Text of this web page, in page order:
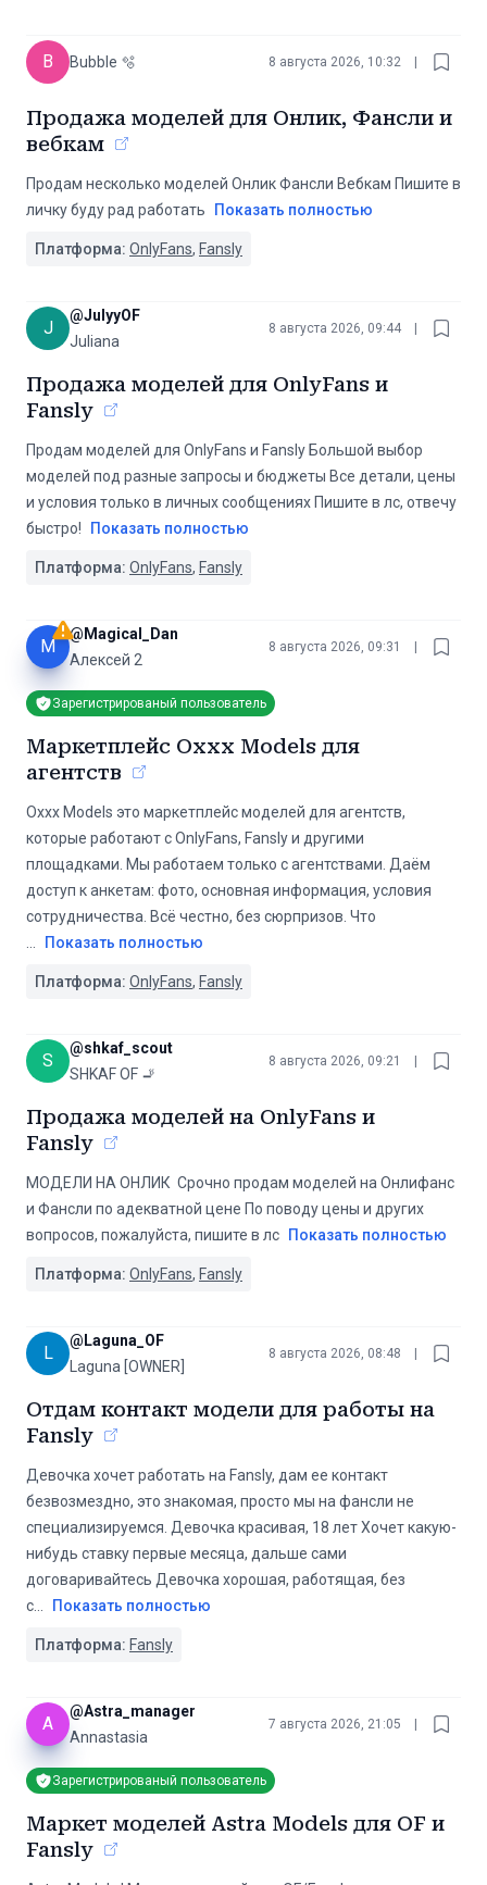
B Bubble 🫧 8 августа 2026, 10:32
Продажа моделей для Онлик, Фансли и
вебкам
Продам несколько моделей Онлик Фансли Вебкам Пишите в
личку буду рад работать
Показать полностью
Платформа: OnlyFans, Fansly
J
@JulyyOF
Juliana
8 августа 2026, 09:44
Продажа моделей для OnlyFans и
Fansly
Продам моделей для OnlyFans и Fansly Большой выбор
моделей под разные запросы и бюджеты Все детали, цены
и условия только в личных сообщениях Пишите в лс, отвечу
быстро!
Показать полностью
Платформа: OnlyFans, Fansly
M
@ Magical_Dan
Алексей 2
8 августа 2026, 09:31
Зарегистрированый пользователь
Маркетплейс Oxxx Models для
агентств
Oxxx Models это маркетплейс моделей для агентств,
которые работают с OnlyFans, Fansly и другими
площадками. Мы работаем только с агентствами. Даём
доступ к анкетам: фото, основная информация, условия
сотрудничества. Всё честно, без сюрпризов. Что
Показать полностью
Платформа: OnlyFans, Fansly
S
@shkaf_scout
SHKAF OF 🚬
8 августа 2026, 09:21
Продажа моделей на OnlyFans и
Fansly
МОДЕЛИ НА ОНЛИК ️ Срочно продам моделей на Онлифанс
и Фансли по адекватной цене По поводу цены и других
вопросов, пожалуйста, пишите в лс
Показать полностью
Платформа: OnlyFans, Fansly
L
@ Laguna_OF
Laguna [OWNER]
8 августа 2026, 08:48
Отдам контакт модели для работы на
Fansly
Девочка хочет работать на Fansly, дам ее контакт
безвозмездно, это знакомая, просто мы на фансли не
специализируемся. Девочка красивая, 18 лет Хочет какую-
нибудь ставку первые месяца, дальше сами
договаривайтесь Девочка хорошая, работящая, без
с
Показать полностью
Платформа: Fansly
A
@Astra_manager
Annastasia
7 августа 2026, 21:05
Зарегистрированый пользователь
Маркет моделей Astra Models для OF и
Fansly